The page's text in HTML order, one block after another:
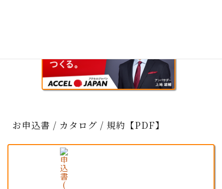
お申込書 / カタログ / 規約【PDF】